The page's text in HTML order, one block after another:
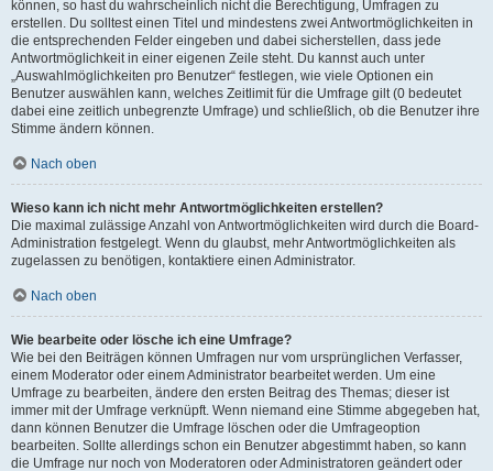
können, so hast du wahrscheinlich nicht die Berechtigung, Umfragen zu
erstellen. Du solltest einen Titel und mindestens zwei Antwortmöglichkeiten in
die entsprechenden Felder eingeben und dabei sicherstellen, dass jede
Antwortmöglichkeit in einer eigenen Zeile steht. Du kannst auch unter
„Auswahlmöglichkeiten pro Benutzer“ festlegen, wie viele Optionen ein
Benutzer auswählen kann, welches Zeitlimit für die Umfrage gilt (0 bedeutet
dabei eine zeitlich unbegrenzte Umfrage) und schließlich, ob die Benutzer ihre
Stimme ändern können.
Nach oben
Wieso kann ich nicht mehr Antwortmöglichkeiten erstellen?
Die maximal zulässige Anzahl von Antwortmöglichkeiten wird durch die Board-
Administration festgelegt. Wenn du glaubst, mehr Antwortmöglichkeiten als
zugelassen zu benötigen, kontaktiere einen Administrator.
Nach oben
Wie bearbeite oder lösche ich eine Umfrage?
Wie bei den Beiträgen können Umfragen nur vom ursprünglichen Verfasser,
einem Moderator oder einem Administrator bearbeitet werden. Um eine
Umfrage zu bearbeiten, ändere den ersten Beitrag des Themas; dieser ist
immer mit der Umfrage verknüpft. Wenn niemand eine Stimme abgegeben hat,
dann können Benutzer die Umfrage löschen oder die Umfrageoption
bearbeiten. Sollte allerdings schon ein Benutzer abgestimmt haben, so kann
die Umfrage nur noch von Moderatoren oder Administratoren geändert oder